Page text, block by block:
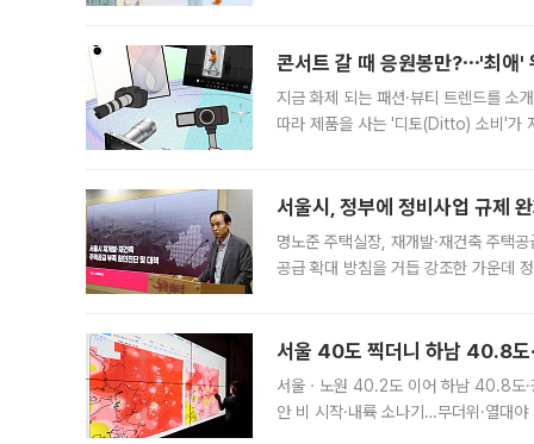
콘서트 갈 때 응원봉만?⋯'최애'
지금 화제 되는 패션·뷰티 트렌드를 소
따라 제품을 사는 '디토(Ditto) 소비'가
서울시, 정부에 정비사업 규제
명노준 주택실장, 재개발·재건축 주택
공급 확대 방침을 거듭 강조한 가운데
서울 40도 찍더니 하남 40.8
서울ㆍ노원 40.2도 이어 하남 40.8도
안 비 시작·내륙 소나기…무더위·열대